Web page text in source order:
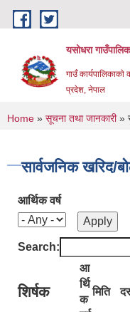
Skip to main content
यसोधरा
गाउँ कार्यपालिकाकाे
प्रदेश, नेपाल
You are here
Home » सूचना तथा जानकारी»
सार्वजनिक खरिद/
आर्थिक वर्ष
Search:
शिर्षक
आ
र्थि
क
मिति